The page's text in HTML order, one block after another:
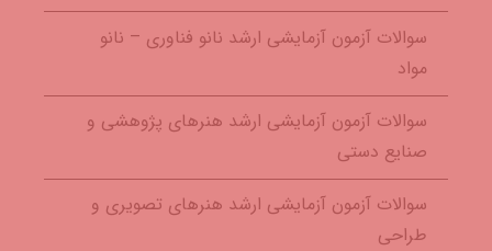
سوالات آزمون آزمایشی ارشد نانو فناوری – نانو
مواد
سوالات آزمون آزمایشی ارشد هنرهای پژوهشی و
صنایع دستی
سوالات آزمون آزمایشی ارشد هنرهای تصویری و
طراحی